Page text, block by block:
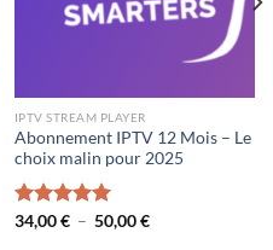
IPTV STREAM PLAYER
Abonnement IPTV 12 Mois – Le
choix malin pour 2025
Note5.00
34,00€ – 50,00€Plage